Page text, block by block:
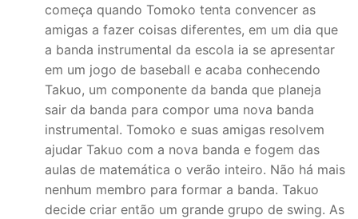
começa quando Tomoko tenta convencer as
amigas a fazer coisas diferentes, em um dia que
a banda instrumental da escola ia se apresentar
em um jogo de baseball e acaba conhecendo
Takuo, um componente da banda que planeja
sair da banda para compor uma nova banda
instrumental. Tomoko e suas amigas resolvem
ajudar Takuo com a nova banda e fogem das
aulas de matemática o verão inteiro. Não há mais
nenhum membro para formar a banda. Takuo
decide criar então um grande grupo de swing. As